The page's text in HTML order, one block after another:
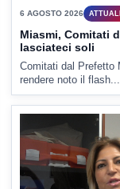
6 AGOSTO 2026
Tirata del Carro
D'Ambrosio: